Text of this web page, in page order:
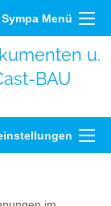
Sympa Menü
u.
BAU